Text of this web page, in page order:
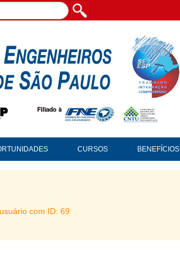
CURSOS BENEFÍCIOS
com ID: 69